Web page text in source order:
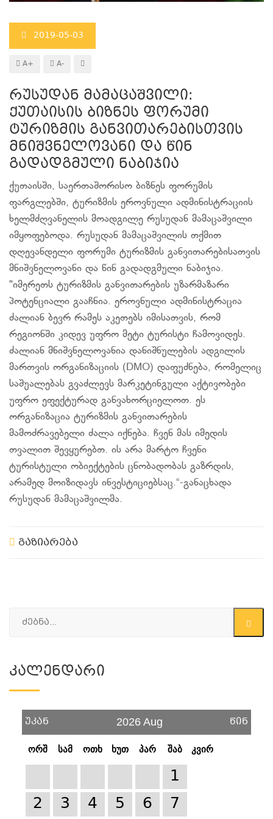
2019-05-03
A+ A-
რუსუდან მამაცაშვილი:
ქუთაისის ბიზნეს ფორუმი
ტურიზმის განვითარებისთვის
მნიშვნელოვანი და წინ
გადადგმული ნაბიჯია
ქუთაისში, საერთაშორისო ბიზნეს ფორუმის
ფარგლებში, ტურიზმის ეროვნული ადმინისტრაციის
ხელმძღვანელის მოადგილე რუსუდან მამაცაშვილი
იმყოფებოდა. რუსუდან მამაცაშვილის თქმით
დღევანდელი ფორუმი ტურიზმის განვითარებისათვის
მნიშვნელოვანი და წინ გადადგმული ნაბიჯია.
"იმერეთს ტურიზმის განვითარების უზარმაზარი
პოტენციალი გააჩნია. ეროვნული ადმინისტრაცია
ძალიან ბევრ რამეს აკეთებს იმისათვის, რომ
რეგიონში კიდევ უფრო მეტი ტურისტი ჩამოვიდეს.
ძალიან მნიშვნელოვანია დანიშნულების ადგილის
მართვის ორგანიზაციის (DMO) დაფუძნება, რომელიც
საშუალებას გვაძლევს მარკეტინგული აქტივობები
უფრო ეფექტურად განვახორციელოთ. ეს
ორგანიზაცია ტურიზმის განვითარების
მამოძრავებელი ძალა იქნება. ჩვენ მას იმედის
თვალით შევყურებთ. ის არა მარტო ჩვენი
ტურისტული ობიექტების ცნობადობას გაზრდის,
არამედ მოიზიდავს ინვესტიციებსაც.“-განაცხადა
რუსუდან მამაცაშვილმა.
გაზიარება
Კალენდარი
უკან 2026 Aug წინ
ორშ სამ ოთხ ხუთ პარ შაბ კვირ
1
2
3 4 5 6
7